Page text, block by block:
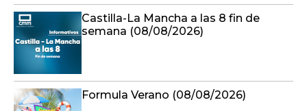
Castilla-La Mancha a las 8 fin de
semana (08/08/2026)
Formula Verano (08/08/2026)